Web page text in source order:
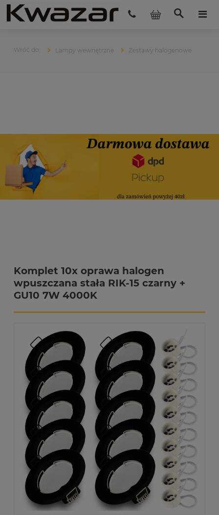
Lampy wewnętrzne Zestawy halogenowe
Komplet 10x oprawa halogen
wpuszczana stała RIK-15 czarny +
GU10 7W 4000K